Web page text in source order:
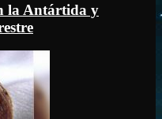
la Antártida y